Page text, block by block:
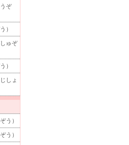
ぞ
）
ゅぞ
）
しょ
う）
う）